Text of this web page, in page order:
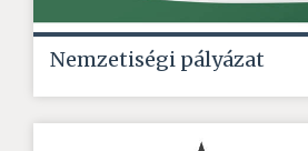
Nemzetiségi pályázat